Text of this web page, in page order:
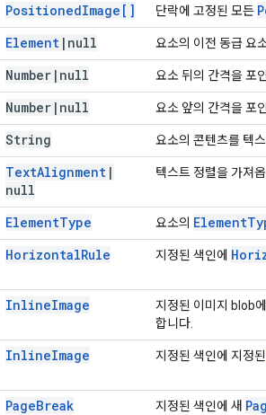
PositionedImage[] 단락에 고정된 모든
Element | null 요소의 이전 동급 요
Number | null 요소 뒤의 간격을 포
Number | null 요소 앞의 간격을 포
String 요소의 콘텐츠를 텍
TextAlignment |
null
텍스트 정렬을 가져
ElementType 요소의 Element
HorizontalRule 지정된 색인에
InlineImage 지정된 이미지 blob
합니다.
InlineImage 지정된 색인에 지정된
PageBreak 지정된 색인에 새